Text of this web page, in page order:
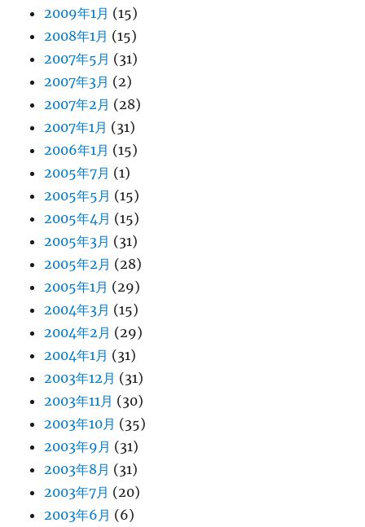
2009年1月 (15)
2008年1月 (15)
2007年5月 (31)
2007年3月 (2)
2007年2月 (28)
2007年1月 (31)
2006年1月 (15)
2005年7月 (1)
2005年5月 (15)
2005年4月 (15)
2005年3月 (31)
2005年2月 (28)
2005年1月 (29)
2004年3月 (15)
2004年2月 (29)
2004年1月 (31)
2003年12月 (31)
2003年11月 (30)
2003年10月 (35)
2003年9月 (31)
2003年8月 (31)
2003年7月 (20)
2003年6月 (6)